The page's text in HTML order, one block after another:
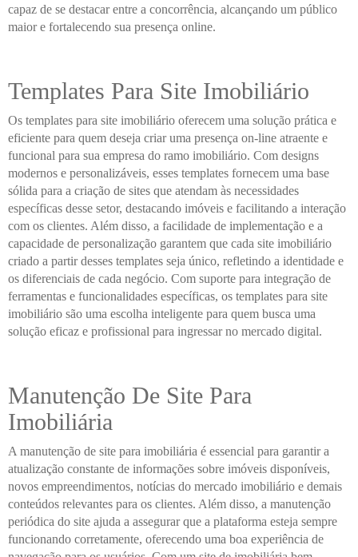
capaz de se destacar entre a concorrência, alcançando um público
maior e fortalecendo sua presença online.
Templates Para Site Imobiliário
Os templates para site imobiliário oferecem uma solução prática e
eficiente para quem deseja criar uma presença on-line atraente e
funcional para sua empresa do ramo imobiliário. Com designs
modernos e personalizáveis, esses templates fornecem uma base
sólida para a criação de sites que atendam às necessidades
específicas desse setor, destacando imóveis e facilitando a interação
com os clientes. Além disso, a facilidade de implementação e a
capacidade de personalização garantem que cada site imobiliário
criado a partir desses templates seja único, refletindo a identidade e
os diferenciais de cada negócio. Com suporte para integração de
ferramentas e funcionalidades específicas, os templates para site
imobiliário são uma escolha inteligente para quem busca uma
solução eficaz e profissional para ingressar no mercado digital.
Manutenção De Site Para
Imobiliária
A manutenção de site para imobiliária é essencial para garantir a
atualização constante de informações sobre imóveis disponíveis,
novos empreendimentos, notícias do mercado imobiliário e demais
conteúdos relevantes para os clientes. Além disso, a manutenção
periódica do site ajuda a assegurar que a plataforma esteja sempre
funcionando corretamente, oferecendo uma boa experiência de